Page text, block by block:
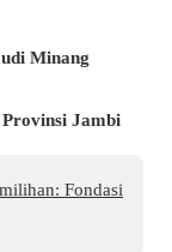
Minang
Jambi
Fondasi